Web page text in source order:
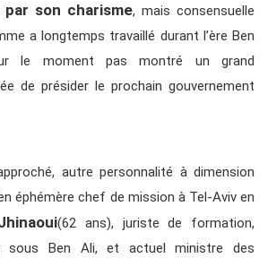
son charisme, mais consensuelle
a longtemps travaillé durant l’ère Ben
le moment pas montré un grand
de présider le prochain gouvernement
autre personnalité à dimension
éphémère chef de mission à Tel-Aviv en
(62 ans), juriste de formation,
sous Ben Ali, et actuel ministre des